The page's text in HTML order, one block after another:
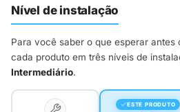
Nível de instalação
Para você saber o que esperar
cada produto em três níveis de
Intermediário.
ESTE PRODUTO